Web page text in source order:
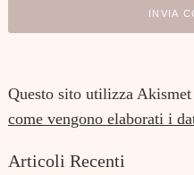
Questo sito utilizza
come vengono elaborati i
Articoli Recenti